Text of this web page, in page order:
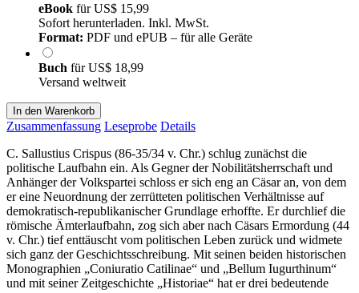
eBook fürUS$ 15,99
Sofort herunterladen. Inkl. MwSt.
Format: PDF und ePUB – für alle Geräte
Buch fürUS$ 18,99
Versand weltweit
In den Warenkorb
Zusammenfassung Leseprobe Details
C. Sallustius Crispus (86-35/34 v. Chr.) schlug zunächst die
politische Laufbahn ein. Als Gegner der Nobilitätsherrschaft und
Anhänger der Volkspartei schloss er sich eng an Cäsar an, von dem
er eine Neuordnung der zerrütteten politischen Verhältnisse auf
demokratisch-republikanischer Grundlage erhoffte. Er durchlief die
römische Ämterlaufbahn, zog sich aber nach Cäsars Ermordung (44
v. Chr.) tief enttäuscht vom politischen Leben zurück und widmete
sich ganz der Geschichtsschreibung. Mit seinen beiden historischen
Monographien „Coniuratio Catilinae“ und „Bellum Iugurthinum“
und mit seiner Zeitgeschichte „Historiae“ hat er drei bedeutende